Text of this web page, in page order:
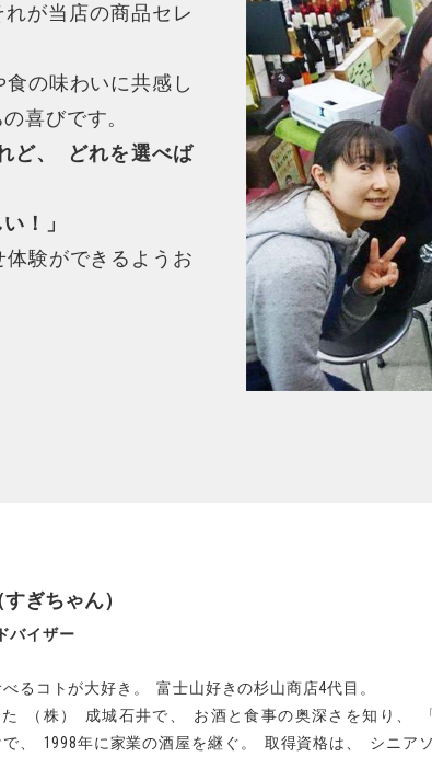
れが当店の商品セレ
食の味わいに共感し
喜びです。
ど、
どれを選べば
！
」
体験ができるようお
すぎちゃん）
バイザー
るコトが大好き 。 富士山好きの杉山商店4代目 。
（ 株） 成城石井で お酒と食事の奥深さを知り
1998年に家業の酒屋を継ぐ 。 取得資格は シニア